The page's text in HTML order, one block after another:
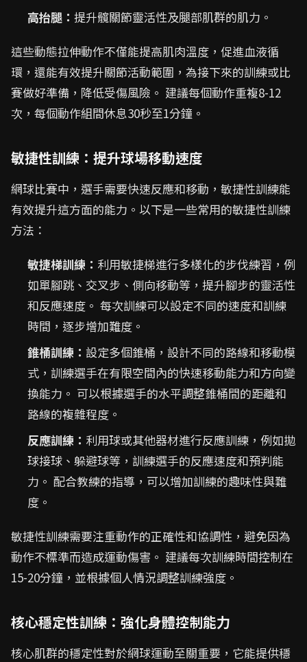
高抬腿： 提升髖關節靈活性及腿部肌群的肌力。
這些動態拉伸動作不僅能提高肌肉溫度，促進血液循
環，還能有效提升關節活動範圍，為接下來的訓練或比
賽做好準備，降低受傷風險。 建議每個動作重複8-12
次，每個動作組間休息30秒至1分鐘。
敏捷性訓練：提升球場移動速度
網球比賽中，選手需要快速反應和移動，敏捷性訓練能
有效提升這方面的能力。以下是一些常用的敏捷性訓練
方法：
敏捷梯訓練： 利用敏捷梯進行多樣化的步伐練習，例
如單腳跳、交叉步、側向移動等，提升腳步的靈活性
和反應速度。 每次訓練可以設定不同的速度和訓練
時間，逐步增加難度。
錐桶訓練： 設定多個錐桶，設計不同的路線和移動模
式，訓練選手在有限空間內的快速移動能力和方向變
換能力。 可以根據選手的水平調整錐桶間的距離和
路線的複雜程度。
反應訓練： 利用球或其他器材進行反應訓練，例如拋
球接球、躲避球等，訓練選手的反應速度和預判能
力。 配合教練的指導，可以增加訓練的趣味性與難
度。
敏捷性訓練需要注重動作的正確性和協調性，避免因為
動作不標準而造成運動傷害。 建議每次訓練時間控制在
15-20分鐘，並根據個人情況調整訓練強度。
核心穩定性訓練：強化身體控制能力
核心肌群的穩定性對於網球運動至關重要，它能提供穩